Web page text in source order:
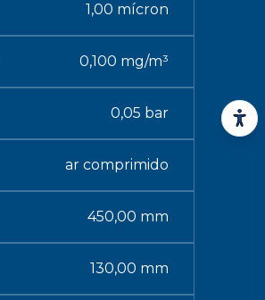
1,00 mícron
0,100 mg/m³
0,05 bar
ar comprimido
450,00 mm
130,00 mm